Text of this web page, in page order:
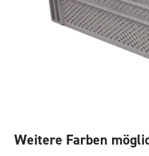
Weitere Farben